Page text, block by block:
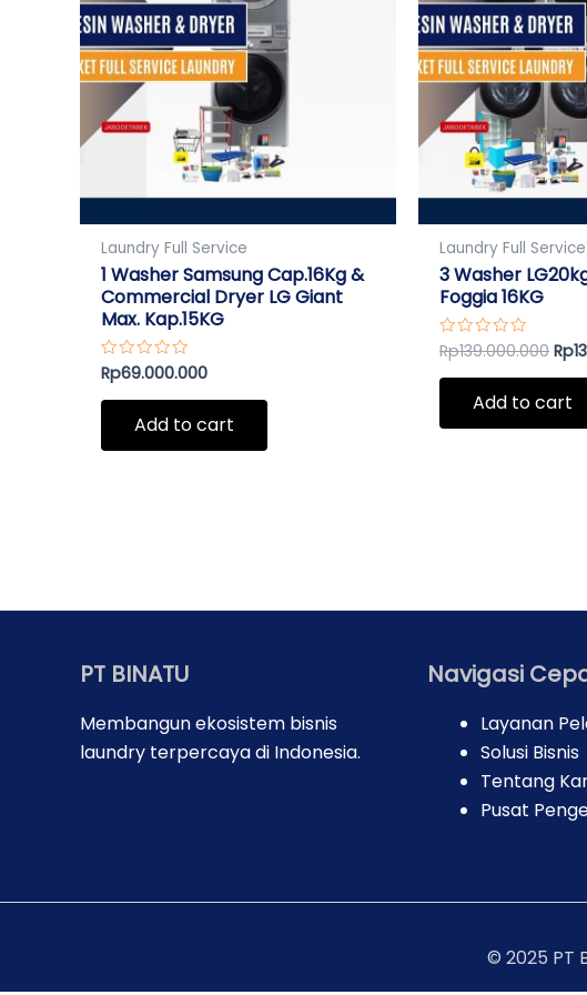
Laundry Full Service
1 Washer Samsung Cap.16Kg &
Commercial Dryer LG Giant
Max. Kap.15KG
Rated
0
out
Rp69.000.000
Add to cart
Laundry Full Service
3 Washer
Foggia 16KG
Rated
0
out
Rp139.000.000 Rp
Add to cart
PT BINATU
Membangun ekosistem bisnis
laundry terpercaya di Indonesia.
Navigasi
Layanan
Solusi Bisnis
Tentang
Pusat
© 2025 PT